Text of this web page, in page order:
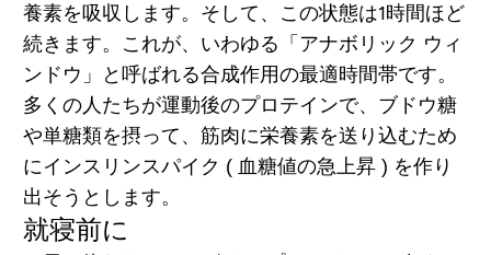
養素を吸収します。そして、この状態は1時間ほど
続きます。これが、いわゆる「アナボリック ウィ
ンドウ」と呼ばれる合成作用の最適時間帯です。
多くの人たちが運動後のプロテインで、ブドウ糖
や単糖類を摂って、筋肉に栄養素を送り込むため
にインスリンスパイク ( 血糖値の急上昇 ) を作り
出そうとします。
就寝前に